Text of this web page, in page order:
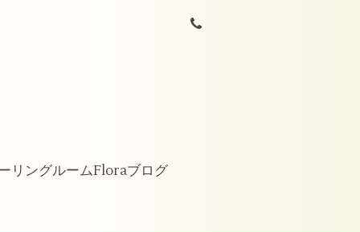
リングルームFloraブログ